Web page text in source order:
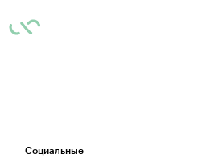
Социальные